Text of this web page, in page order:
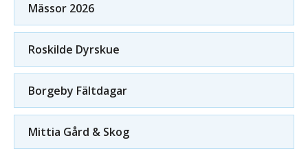
Mässor 2026
Roskilde Dyrskue
Borgeby Fältdagar
Mittia Gård & Skog